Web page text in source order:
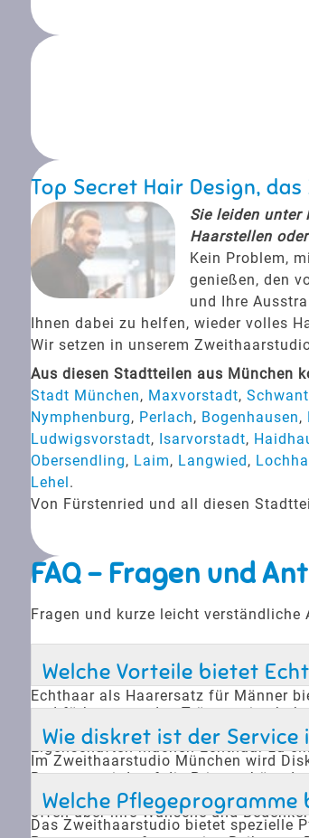
Top Secret Hair Design,
Sie leiden unter
Haarstellen
Kein Problem,
genießen, den
und Ihre
Ihnen dabei zu helfen, wieder volles
Wir setzen in unserem
Aus diesen Stadtteilen aus München
Stadt München, Maxvorstadt,
Nymphenburg, Perlach, Bogenhausen,
Ludwigsvorstadt, Isarvorstadt,
Obersendling, Laim, Langwied,
Lehel.
Von Fürstenried und all diesen
FAQ - Fragen und
Fragen und kurze leicht
Welche Vorteile bietet
Echthaar als Haarersatz für Männer
und färben, was den Trägern eine
einer nachhaltigen Lösung bei
Eigenschaften machen Echthaar zu
Wie diskret ist der
Im Zweithaarstudio München wird
Beratung wird auf die Privatsphäre
ungestörte Beratung, die individuell
offen über ihre Wünsche und
Welche
Das Zweithaarstudio bietet spezielle